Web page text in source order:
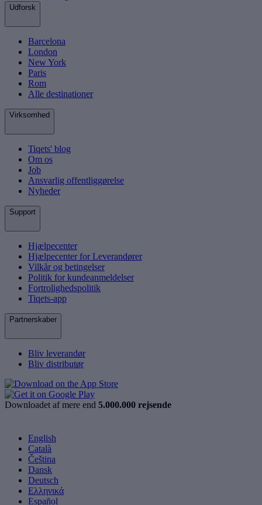
Udforsk
Barcelona
London
New York
Paris
Rom
Alle destinationer
Virksomhed
Tiqets' blog
Om os
Job
Ansvarlig offentliggørelse
Nyheder
Support
Hjælpecenter
Hjælpecenter for Leverandører
Vilkår og betingelser
Politik for kundeanmeldelser
Fortrolighedspolitik
Tiqets-app
Partnerskaber
Bliv leverandør
Bliv distributør
Downloadet af mere end 5.000.000 rejsende
English
Català
Čeština
Dansk
Deutsch
Ελληνικά
Español